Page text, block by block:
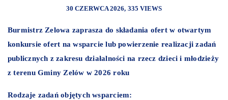
30 CZERWCA 2026 335 VIEWS
Burmistrz Zelowa zaprasza do składania ofert w otwartym
konkursie ofert na wsparcie lub powierzenie realizacji zadań
publicznych z zakresu działalności na rzecz dzieci i młodzieży
z terenu Gminy Zelów w 2026 roku
Rodzaje zadań objętych wsparciem: